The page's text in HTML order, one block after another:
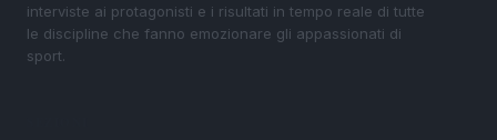
interviste ai protagonisti e i risultati in tempo reale di tutte
le discipline che fanno emozionare gli appassionati di
sport.